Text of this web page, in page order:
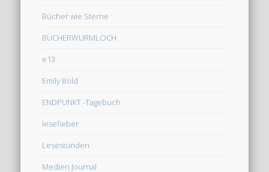
Bücher wie Sterne
BÜCHERWURMLOCH
e13
Emily Bold
ENDPUNKT -Tagebuch
lesefieber
Lesestunden
Medien Journal